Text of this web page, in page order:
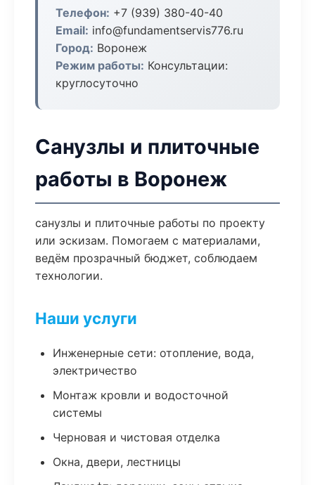
Телефон: +7 (939) 380-40-40
Email: info@fundamentservis776.ru
Город: Воронеж
Режим работы: Консультации:
круглосуточно
Санузлы и плиточные
работы в Воронеж
санузлы и плиточные работы по проекту
или эскизам. Помогаем с материалами,
ведём прозрачный бюджет, соблюдаем
технологии.
Наши услуги
Инженерные сети: отопление, вода,
электричество
Монтаж кровли и водосточной
системы
Черновая и чистовая отделка
Окна, двери, лестницы